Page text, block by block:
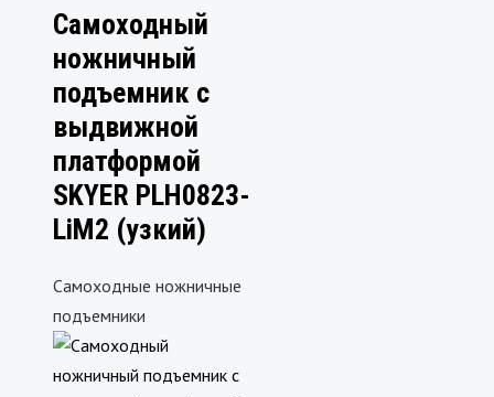
Самоходный
ножничный
подъемник с
выдвижной
платформой
SKYER PLH0823-
LiM2 (узкий)
Самоходные ножничные
подъемники